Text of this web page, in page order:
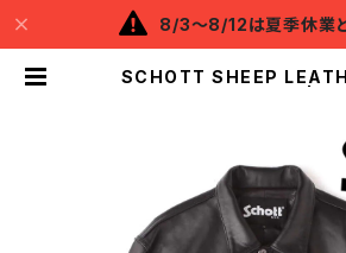
8/3～8/12は夏季休業
SCHOTT SHEEP